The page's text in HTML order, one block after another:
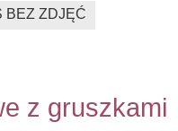
BEZ ZDJĘĆ
z gruszkami